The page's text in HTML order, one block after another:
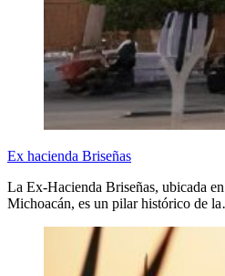
Ex hacienda Briseñas
La Ex-Hacienda Briseñas, ubicada
Michoacán, es un pilar histórico de